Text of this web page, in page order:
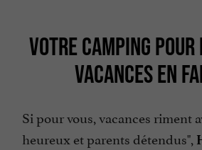
VOTRE CAMPING POUR
VACANCES EN
Si pour vous, vacances riment
heureux et parents détendus",